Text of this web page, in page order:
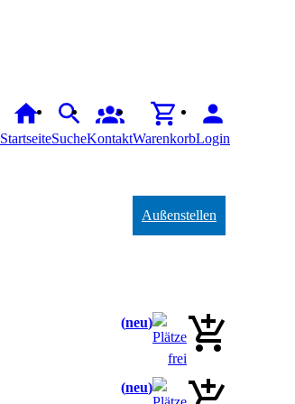
StartseiteSucheKontaktWarenkorbLogin
Außenstellen
neu
neu